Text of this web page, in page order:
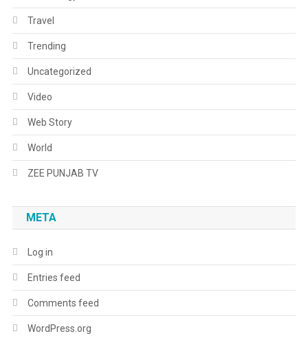
Travel
Trending
Uncategorized
Video
Web Story
World
ZEE PUNJAB TV
META
Log in
Entries feed
Comments feed
WordPress.org